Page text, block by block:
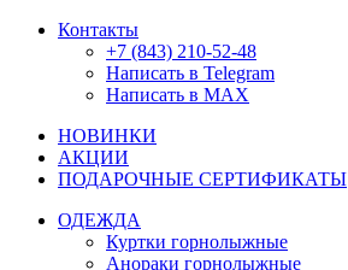
Контакты
+7 (843) 210-52-48
Написать в Telegram
Написать в MAX
НОВИНКИ
АКЦИИ
ПОДАРОЧНЫЕ СЕРТИФИКАТЫ
ОДЕЖДА
Куртки горнолыжные
Анораки горнолыжные